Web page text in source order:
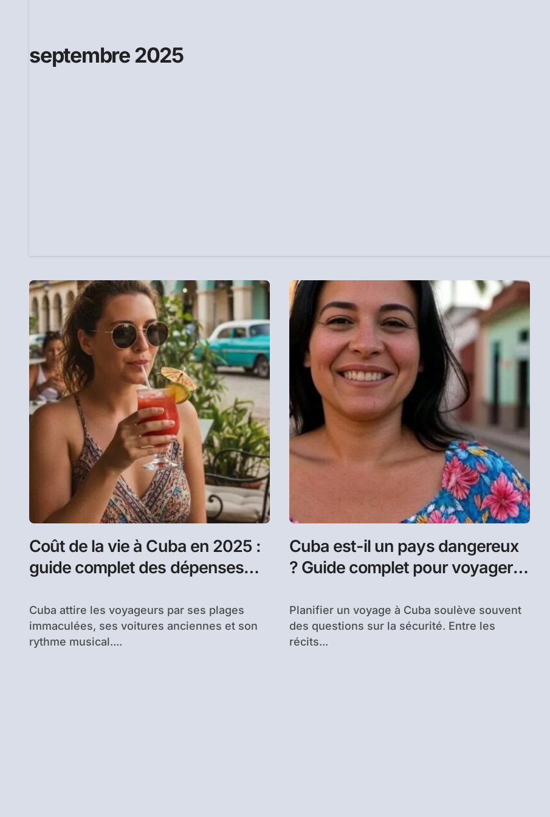
septembre 2025
Coût de la vie à Cuba en 2025 :
guide complet des dépenses
Cuba attire les voyageurs par ses plages
immaculées, ses voitures anciennes et son
rythme musical....
Cuba est-il un pays dangereux
? Guide complet pour voyager
Planifier un voyage à Cuba soulève souvent
des questions sur la sécurité. Entre les
récits...